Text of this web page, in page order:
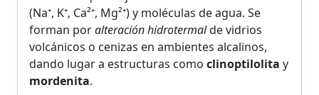
(Na⁺, K⁺, Ca²⁺, Mg²⁺) y moléculas de agua. Se
forman poralteración hidrotermalde vidrios
volcánicos o cenizas en ambientes alcalinos,
dando lugar a estructuras como clinoptilolita y
mordenita.